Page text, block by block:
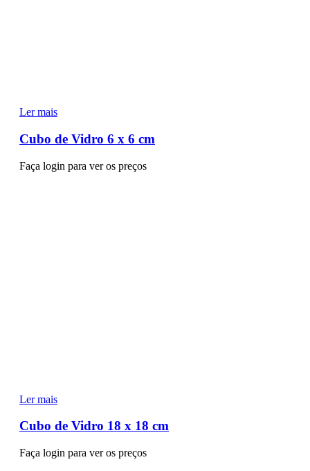
Ler mais
Cubo de Vidro 6 x 6 cm
Faça login para ver os preços
Ler mais
Cubo de Vidro 18 x 18 cm
Faça login para ver os preços